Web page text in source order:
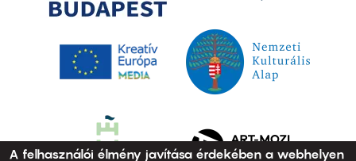
A felhasználói élmény javítása érdekében a webhelyen